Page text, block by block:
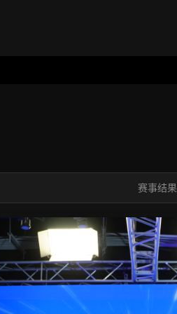
赛事结果